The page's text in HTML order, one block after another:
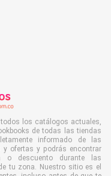
los catálogos actuales,
de todas las tiendas
informado de las
ofertas y podrás encontrar
o descuento durante las
tu zona. Nuestro sitio es el